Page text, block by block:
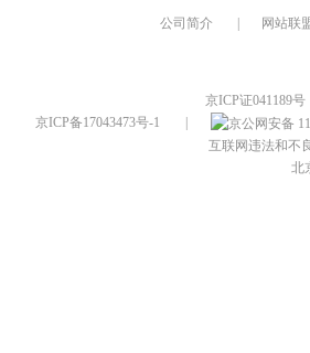
公司简介 网站联
京ICP证041189号
京ICP备17043473号-1
互联网违法和不
北